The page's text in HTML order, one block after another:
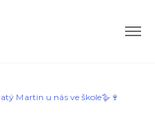
Martin u nás ve škole🪿🍷